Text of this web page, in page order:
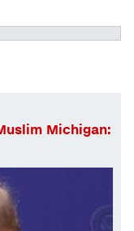
Michigan: